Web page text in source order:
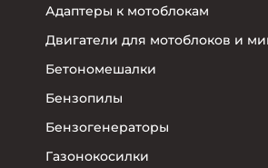
Адаптеры к мотоблокам
Двигатели для мотоблоков и
Бетономешалки
Бензопилы
Бензогенераторы
Газонокосилки